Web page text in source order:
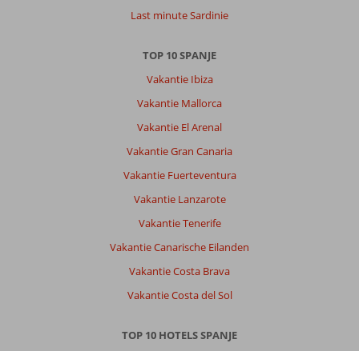
Last minute Sardinie
TOP 10 SPANJE
Vakantie Ibiza
Vakantie Mallorca
Vakantie El Arenal
Vakantie Gran Canaria
Vakantie Fuerteventura
Vakantie Lanzarote
Vakantie Tenerife
Vakantie Canarische Eilanden
Vakantie Costa Brava
Vakantie Costa del Sol
TOP 10 HOTELS SPANJE